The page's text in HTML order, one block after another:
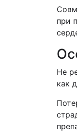
при
Не
как